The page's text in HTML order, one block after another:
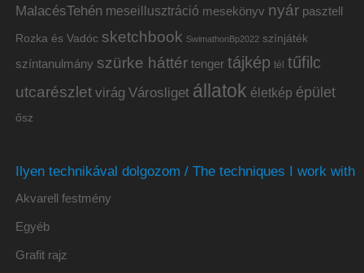
MalacésTehén meseillusztráció mesekönyv nyár pasztell
Rozka és Vadóc sketchbook SwimathonBp2022 színjáték
színtanulmány szürke háttér tenger tájkép tél tűfilc
utcarészlet virág Városliget állatok életkép épület
ősz
Ilyen technikával dolgozom / The techniques I work with
Akvarell festmény
Egyéb
Grafit rajz